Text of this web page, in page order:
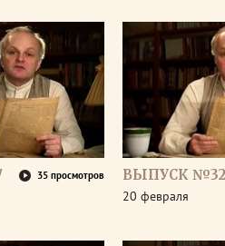
35 просмотров ВЫПУСК
20 февраля